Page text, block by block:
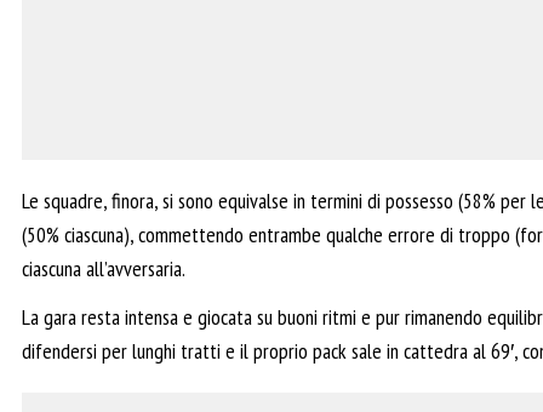
Le squadre, finora, si sono equivalse in termini di possesso (58%
(50% ciascuna), commettendo entrambe qualche errore di troppo
ciascuna all’avversaria.
La gara resta intensa e giocata su buoni ritmi e pur rimanendo
difendersi per lunghi tratti e il proprio pack sale in cattedra al 69′,